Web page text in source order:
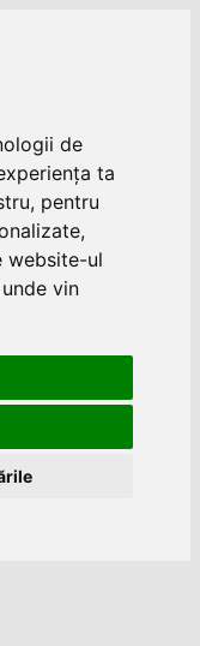
de
ta
pentru
website-ul
vin